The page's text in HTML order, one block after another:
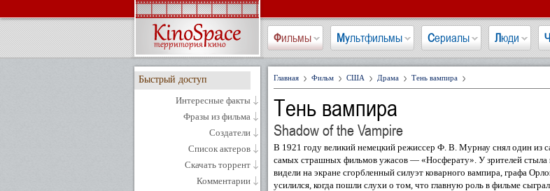
Фильмы Мультфильмы Сериалы Люди
Быстрый доступ
Интересные факты
Фразы из фильма
Создатели
Список актеров
Скачать торрент
Комментарии
Главная Фильм США Драма Тень вампира
Тень вампира
Shadow of the Vampire
В 1921 году великий немецкий режиссер Ф. В. Мурнау снял один из
самых страшных фильмов ужасов — «Носферату». У зрителей стыла
видели на экране сгорбленный силуэт коварного вампира, графа
усилился, когда пошли слухи о том, что главную роль в фильме